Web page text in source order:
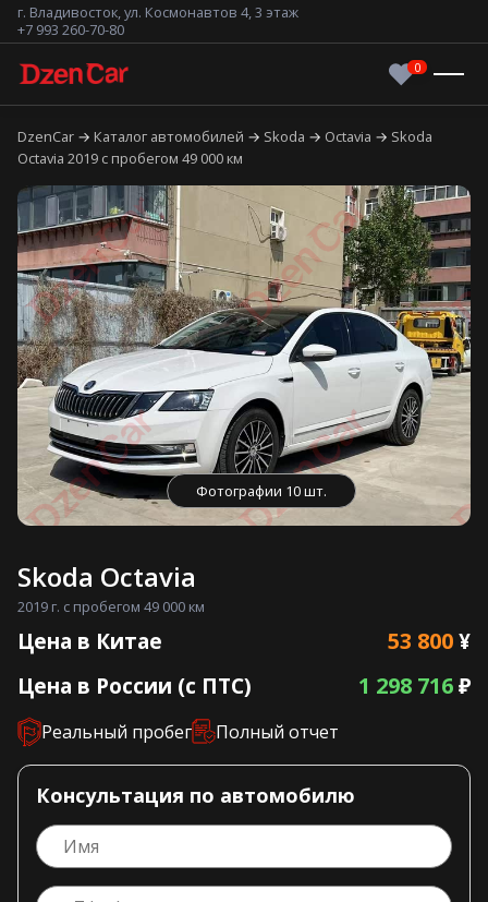
г. Владивосток, ул. Космонавтов 4, 3 этаж
+7 993 260-70-80
DzenCar Каталог автомобилей Skoda Octavia
Skoda
Octavia 2019 с пробегом 49 000 км
Фотографии 10 шт.
Skoda Octavia
2019 г. с пробегом 49 000 км
Цена в Китае 53 800¥
Цена в России (с ПТС)
1 298 716₽
Реальный пробег Полный отчет
Консультация по автомобилю